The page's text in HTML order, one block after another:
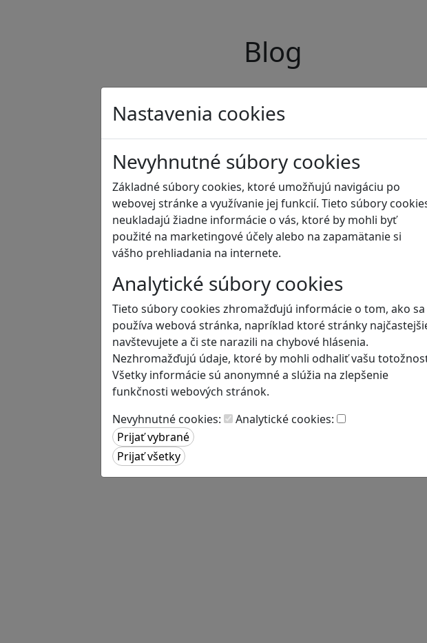
Nastavenia cookies
Nevyhnutné súbory cookies
Základné súbory cookies, ktoré umožňujú navigáciu po
webovej stránke a využívanie jej funkcií. Tieto súbory
neukladajú žiadne informácie o vás, ktoré by mohli byť
použité na marketingové účely alebo na zapamätanie si
vášho prehliadania na internete.
Analytické súbory cookies
Tieto súbory cookies zhromažďujú informácie o tom, ako sa
používa webová stránka, napríklad ktoré stránky
navštevujete a či ste narazili na chybové hlásenia.
Nezhromažďujú údaje, ktoré by mohli odhaliť vašu
Všetky informácie sú anonymné a slúžia na zlepšenie
funkčnosti webových stránok.
Nevyhnutné cookies:
Analytické cookies:
Blog